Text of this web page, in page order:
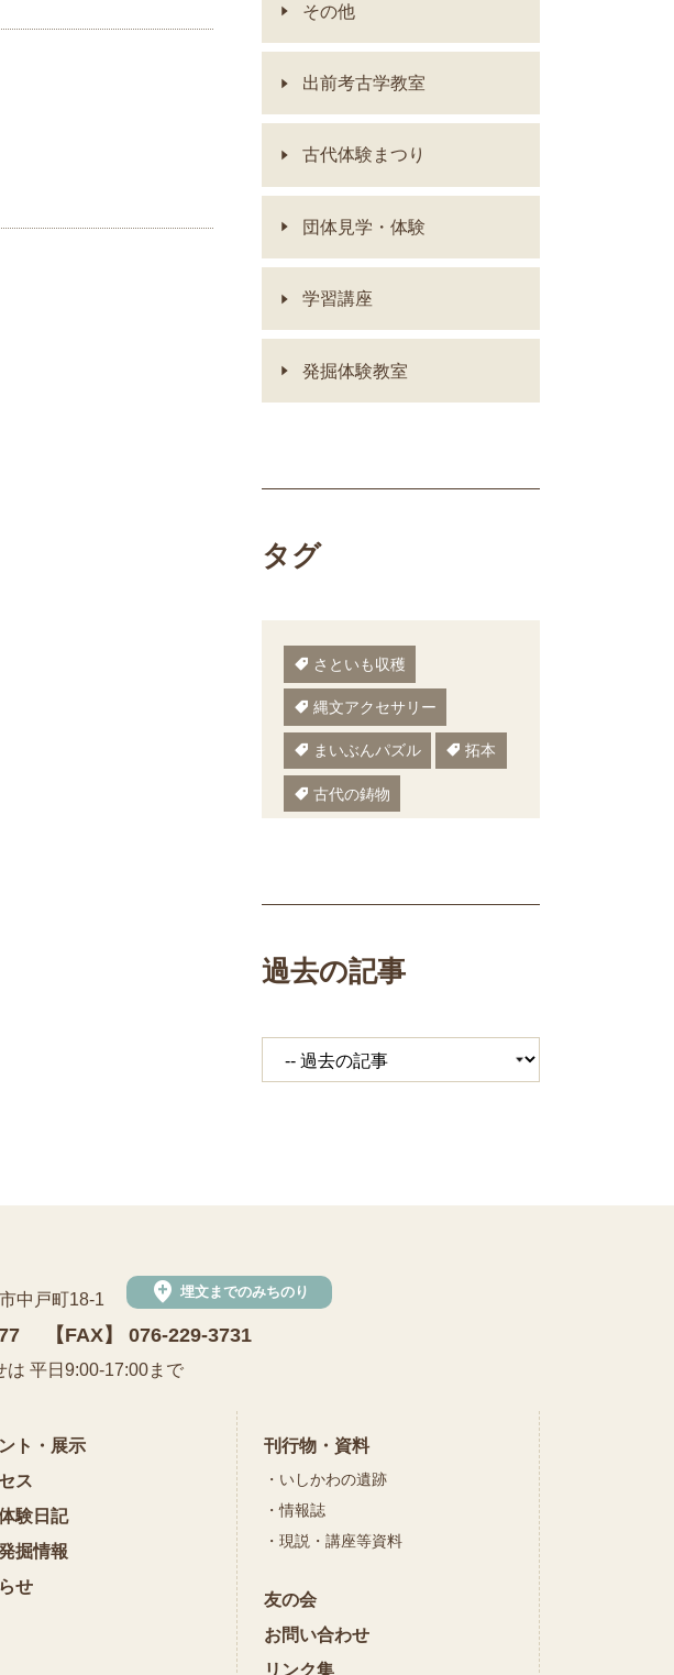
その他
出前考古学教室
古代体験まつり
団体見学・体験
学習講座
発掘体験教室
タグ
さといも収穫
縄文アクセサリー
まいぶんパズル 拓本
古代の鋳物
縄文鍋 いしかわ埋文
体験工房
田植え
双耳瓶
勾玉
弥生の布づくり
過去の記事
センター
中戸町18-1 add_location 埋文までのみちのり
【FAX】 076-229-3731
は 平日9:00-17:00まで
ト・展示
ス
験日記
掘情報
せ
刊行物・資料
いしかわの遺跡
情報誌
現説・講座等資料
友の会
お問い合わせ
リンク集